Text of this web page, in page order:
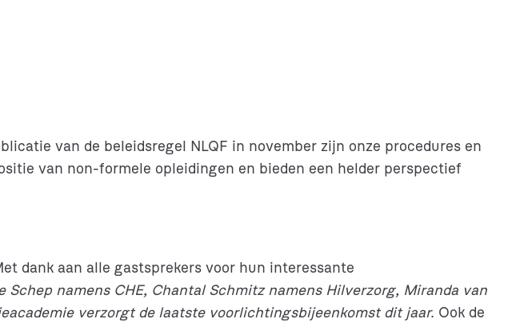
van de beleidsregel NLQF in november zijn onze procedures en
van non-formele opleidingen en bieden een helder perspectief
dank aan alle gastsprekers voor hun interessante
Schep namens CHE, Chantal Schmitz namens Hilverzorg, Miranda van
verzorgt de laatste voorlichtingsbijeenkomst dit jaar. Ook de